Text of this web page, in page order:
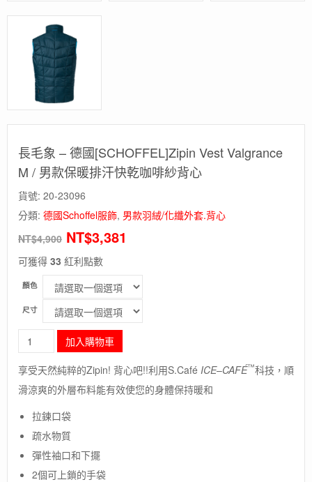
長毛象 – 德國[SCHOFFEL]Zipin Vest Valgrance
M / 男款保暖排汗快乾咖啡紗背心
貨號: 20-23096
分類: 德國Schoffel服飾, 男款羽絨/化纖外套.背心
NT$4,900 NT$3,381
可獲得 33 紅利點數
顏色
尺寸
毛
象
-
德
[SCHOFFEL]Zipin
Vest
M
加入購物車
享受天然純粹的Zipin! 背心吧!!利用S.Café ICE–CAFÉ™科技，順
滑涼爽的外層布料能有效使您的身體保持暖和
拉鍊口袋
疏水物質
彈性袖口和下擺
2個可上鎖的手袋